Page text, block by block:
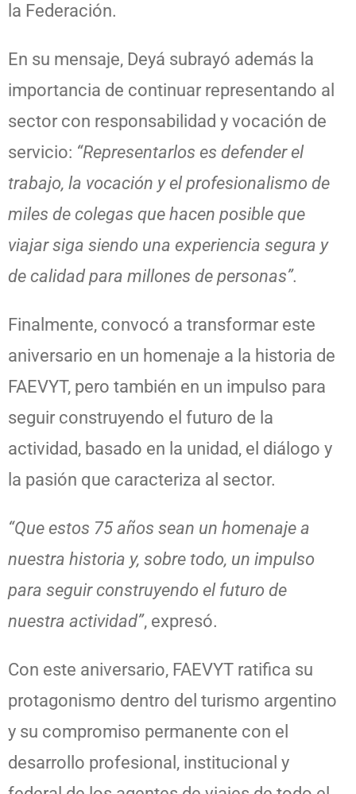
la Federación.
En su mensaje, Deyá subrayó además la
importancia de continuar representando al
sector con responsabilidad y vocación de
servicio: “Representarlos es defender el
trabajo, la vocación y el profesionalismo de
miles de colegas que hacen posible que
viajar siga siendo una experiencia segura y
de calidad para millones de personas”.
Finalmente, convocó a transformar este
aniversario en un homenaje a la historia de
FAEVYT, pero también en un impulso para
seguir construyendo el futuro de la
actividad, basado en la unidad, el diálogo y
la pasión que caracteriza al sector.
“Que estos 75 años sean un homenaje a
nuestra historia y, sobre todo, un impulso
para seguir construyendo el futuro de
nuestra actividad”, expresó.
Con este aniversario, FAEVYT ratifica su
protagonismo dentro del turismo argentino
y su compromiso permanente con el
desarrollo profesional, institucional y